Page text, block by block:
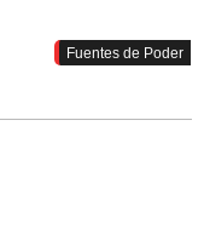
Fuentes de Poder